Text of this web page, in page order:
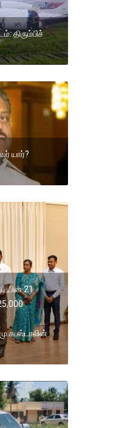
திரும்பிச்
யார்?
21